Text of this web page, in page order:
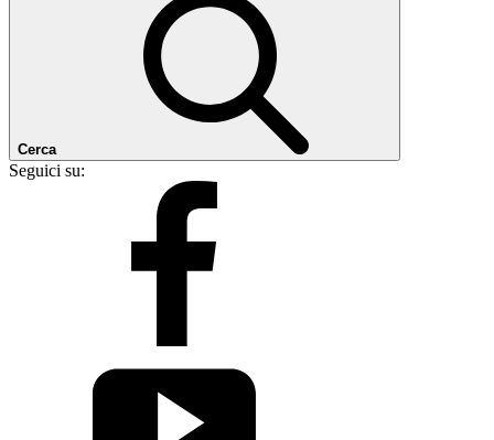
Cerca
Seguici su: